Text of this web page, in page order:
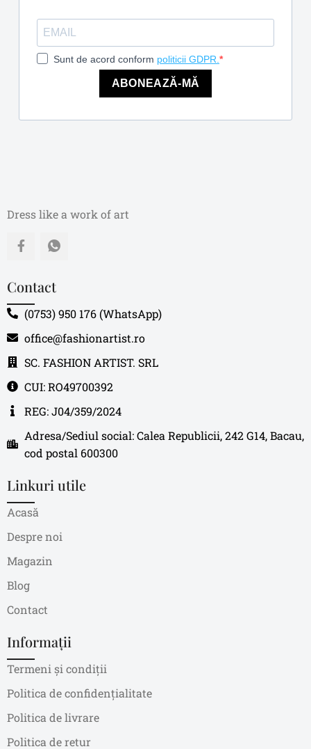
Sunt de acord conform politicii GDPR.
ABONEAZĂ-MĂ
Dress like a work of art
Contact
(0753) 950 176 (WhatsApp)
office@fashionartist.ro
SC. FASHION ARTIST. SRL
CUI: RO49700392
REG: J04/359/2024
Adresa/Sediul social: Calea Republicii, 242 G14, Bacau,
cod postal 600300
Linkuri utile
Acasă
Despre noi
Magazin
Blog
Contact
Informații
Termeni și condiții
Politica de confidențialitate
Politica de livrare
Politica de retur